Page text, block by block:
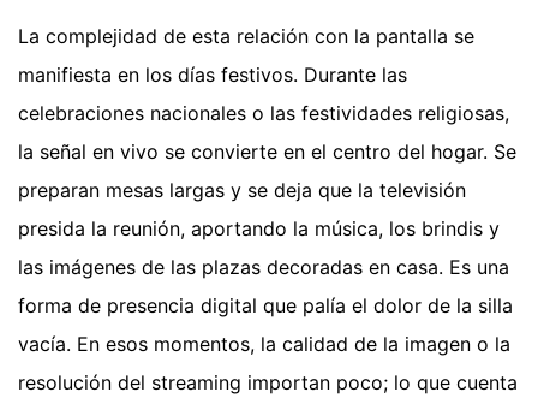
La complejidad de esta relación con la pantalla se
manifiesta en los días festivos. Durante las
celebraciones nacionales o las festividades religiosas,
la señal en vivo se convierte en el centro del hogar. Se
preparan mesas largas y se deja que la televisión
presida la reunión, aportando la música, los brindis y
las imágenes de las plazas decoradas en casa. Es una
forma de presencia digital que palía el dolor de la silla
vacía. En esos momentos, la calidad de la imagen o la
resolución del streaming importan poco; lo que cuenta